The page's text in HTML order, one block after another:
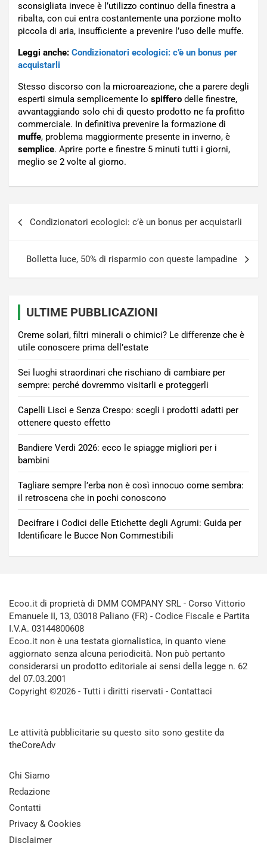
sconsigliata invece è l’utilizzo continuo della finestra a
ribalta, con cui entra costantemente una porzione molto
piccola di aria, insufficiente a prevenire l’uso delle muffe.
Leggi anche: Condizionatori ecologici: c’è un bonus per
acquistarli
Stesso discorso con la microareazione, che a parere degli
esperti simula semplicemente lo spiffero delle finestre,
avvantaggiando solo chi di questo prodotto ne fa profitto
commerciale. In definitiva prevenire la formazione di
muffe, problema maggiormente presente in inverno, è
semplice. Aprire porte e finestre 5 minuti tutti i giorni,
meglio se 2 volte al giorno.
Condizionatori ecologici: c’è un bonus per acquistarli
Bolletta luce, 50% di risparmio con queste lampadine
ULTIME PUBBLICAZIONI
Creme solari, filtri minerali o chimici? Le differenze che è
utile conoscere prima dell’estate
Sei luoghi straordinari che rischiano di cambiare per
sempre: perché dovremmo visitarli e proteggerli
Capelli Lisci e Senza Crespo: scegli i prodotti adatti per
ottenere questo effetto
Bandiere Verdi 2026: ecco le spiagge migliori per i
bambini
Tagliare sempre l’erba non è così innocuo come sembra:
il retroscena che in pochi conoscono
Decifrare i Codici delle Etichette degli Agrumi: Guida per
Identificare le Bucce Non Commestibili
Ecoo.it di proprietà di DMM COMPANY SRL - Corso Vittorio
Emanuele II, 13, 03018 Paliano (FR) - Codice Fiscale e Partita
I.V.A. 03144800608
Ecoo.it non è una testata giornalistica, in quanto viene
aggiornato senza alcuna periodicità. Non può pertanto
considerarsi un prodotto editoriale ai sensi della legge n. 62
del 07.03.2001
Copyright ©2026 - Tutti i diritti riservati - Contattaci
Le attività pubblicitarie su questo sito sono gestite da
theCoreAdv
Chi Siamo
Redazione
Contatti
Privacy & Cookies
Disclaimer